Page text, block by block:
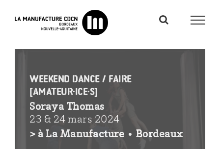
Weekend Dance / faire
[amateur·ice·s]
Soraya Thomas
23 & 24 mars 2024
> à La Manufacture • Bordeaux